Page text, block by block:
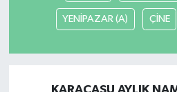
YENİPAZAR (A) ÇİNE